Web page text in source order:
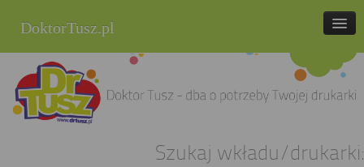
DoktorTusz.pl
tel. 857 337 337
Strona główna
Szukaj wkładu/drukarki: